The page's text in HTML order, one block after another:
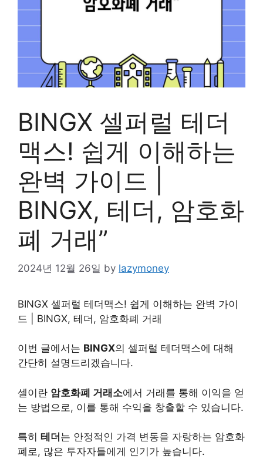
BINGX 셀퍼럴 테더
맥스! 쉽게 이해하는
완벽 가이드 |
BINGX, 테더, 암호화
폐 거래”
2024년 12월 26일 by lazymoney
BINGX 셀퍼럴 테더맥스! 쉽게 이해하는 완벽 가이
드 | BINGX, 테더, 암호화폐 거래
이번 글에서는 BINGX의 셀퍼럴 테더맥스에 대해
간단히 설명드리겠습니다.
셀이란 암호화폐 거래소에서 거래를 통해 이익을 얻
는 방법으로, 이를 통해 수익을 창출할 수 있습니다.
특히 테더 는 안정적인 가격 변동을 자랑하는 암호화
폐로, 많은 투자자들에게 인기가 높습니다.